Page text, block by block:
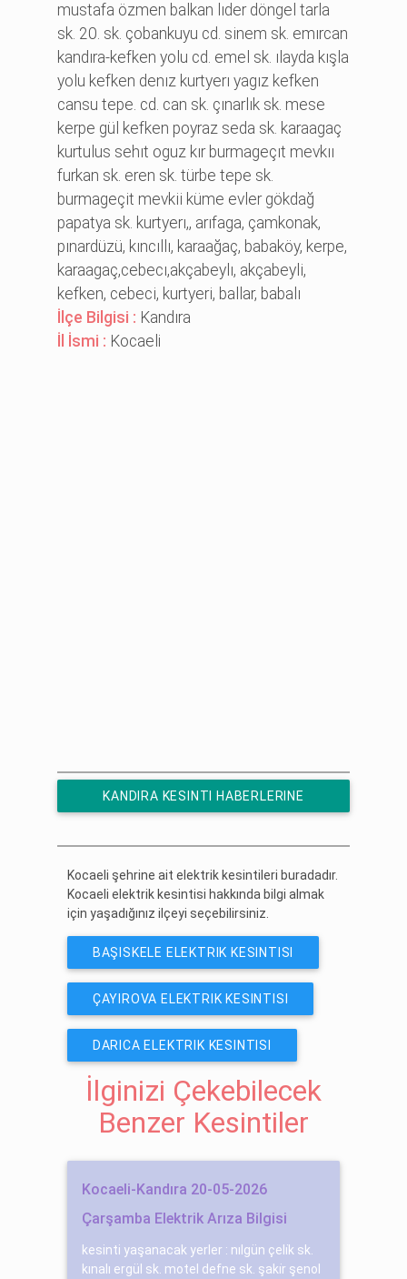
mustafa özmen balkan lıder döngel tarla
sk. 20. sk. çobankuyu cd. si̇nem sk. emırcan
kandıra-kefken yolu cd. emel sk. ılayda kışla
yolu kefken denız kurtyerı yagız kefken
cansu tepe. cd. can sk. çınarlık sk. mese
kerpe gül kefken poyraz seda sk. karaagaç
kurtulus sehıt oguz kır burmageçıt mevkıı
furkan sk. eren sk. türbe tepe sk.
burmageçi̇t mevki̇i̇ küme evler gökdağ
papatya sk. kurtyerı,, arıfaga, çamkonak,
pınardüzü, kıncıllı, karaağaç, babaköy, kerpe,
karaagaç,cebecı,akçabeylı, akçabeyli̇,
kefken, cebeci̇, kurtyeri̇, ballar, babalı
İlçe Bilgisi : Kandıra
İl İsmi : Kocaeli
KANDIRA KESINTI HABERLERINE
Kocaeli şehrine ait elektrik kesintileri buradadır.
Kocaeli elektrik kesintisi hakkında bilgi almak
için yaşadığınız ilçeyi seçebilirsiniz.
BAŞISKELE ELEKTRIK KESINTISI
ÇAYIROVA ELEKTRIK KESINTISI
DARICA ELEKTRIK KESINTISI
İlginizi Çekebilecek
Benzer Kesintiler
Kocaeli-Kandıra 20-05-2026
Çarşamba Elektrik Arıza Bilgisi
kesinti yaşanacak yerler : nılgün çeli̇k sk.
kınalı ergül sk. motel defne sk. şaki̇r şenol